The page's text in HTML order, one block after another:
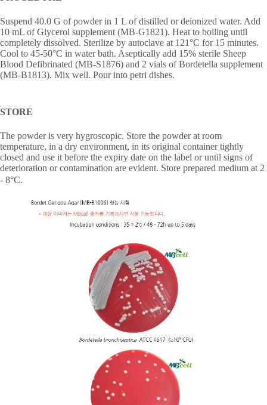
Suspend 40.0 G of powder in 1 L of distilled or deionized water. Add
10 mL of Glycerol supplement (MB-G1821). Heat to boiling until
completely dissolved. Sterilize by autoclave at 121°C for 15 minutes.
Cool to 45-50°C in water bath. Aseptically add 15% sterile Sheep
Blood Defibrinated (MB-S1876) and 2 vials of Bordetella supplement
(MB-B1813). Mix well. Pour into petri dishes.
STORE
The powder is very hygroscopic. Store the powder at room
temperature, in a dry environment, in its original container tightly
closed and use it before the expiry date on the label or until signs of
deterioration or contamination are evident. Store prepared medium at 2
- 8°C.